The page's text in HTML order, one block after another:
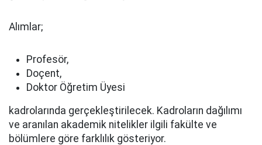
Alımlar;
Profesör,
Doçent,
Doktor Öğretim Üyesi
kadrolarında gerçekleştirilecek. Kadroların dağılımı
ve aranılan akademik nitelikler ilgili fakülte ve
bölümlere göre farklılık gösteriyor.